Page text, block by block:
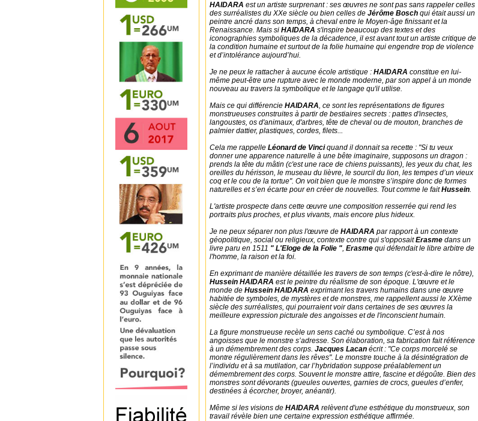
HAIDARA est un artiste surprenant : ses œuvres ne sont pas sans rappeler celles
des surréalistes du XXe siècle ou bien celles de Jérôme Bosch qui était aussi un
peintre ancré dans son temps, à cheval entre le Moyen-âge finissant et la
Renaissance. Mais si HAIDARA s'inspire beaucoup des textes et des
iconographies symboliques de la décadence, il est avant tout un artiste critique de
la condition humaine et surtout de la folie humaine qui engendre trop de violence
et d’intolérance aujourd’hui.
Je ne peux le rattacher à aucune école artistique : HAIDARA constitue en lui-
même peut-être une rupture avec le monde moderne, par son appel à un monde
nouveau au travers la symbolique et le langage qu'il utilise.
Mais ce qui différencie HAIDARA, ce sont les représentations de figures
monstrueuses construites à partir de bestiaires secrets : pattes d'insectes,
langoustes, os d'animaux, d'arbres, tête de cheval ou de mouton, branches de
palmier dattier, plastiques, cordes, filets...
Cela me rappelle Léonard de Vinciquand il donnait sa recette : "Si tu veux
donner une apparence naturelle à une bête imaginaire, supposons un dragon :
prends la tête du mâtin (c'est une race de chiens puissants), les yeux du chat, les
oreilles du hérisson, le museau du lièvre, le sourcil du lion, les tempes d’un vieux
coq et le cou de la tortue". On voit bien que le monstre s’inspire donc de formes
naturelles et s’en écarte pour en créer de nouvelles. Tout comme le faitHussein.
L'artiste prospecte dans cette œuvre une composition resserrée qui rend les
portraits plus proches, et plus vivants, mais encore plus hideux.
Je ne peux séparer non plus l'œuvre de HAIDARA par rapport à un contexte
géopolitique, social ou religieux, contexte contre qui s'opposaitErasme dans un
livre paru en 1511 " L'Eloge de la Folie ", Erasme qui défendait le libre arbitre de
l'homme, la raison et la foi.
En exprimant de manière détaillée les travers de son temps (c'est-à-dire le nôtre),
Hussein HAIDARA est le peintre du réalisme de son époque. L'œuvre et le
monde de Hussein HAIDARA exprimant les travers humains dans une œuvre
habitée de symboles, de mystères et de monstres, me rappellent aussi le XXème
siècle des surréalistes, qui pourraient voir dans certaines de ses œuvres la
meilleure expression picturale des angoisses et de l'inconscient humain.
La figure monstrueuse recèle un sens caché ou symbolique. C’est à nos
angoisses que le monstre s’adresse. Son élaboration, sa fabrication fait référence
à un démembrement des corps. Jacques Lacan écrit : "Ce corps morcelé se
montre régulièrement dans les rêves". Le monstre touche à la désintégration de
l’individu et à sa mutilation, car l’hybridation suppose préalablement un
démembrement des corps. Souvent le monstre attire, fascine et dégoûte. Bien des
monstres sont dévorants (gueules ouvertes, garnies de crocs, gueules d’enfer,
destinées à écorcher, broyer, anéantir).
Même si les visions de HAIDARA relèvent d'une esthétique du monstrueux, son
travail révèle bien une certaine expression esthétique affirmée.